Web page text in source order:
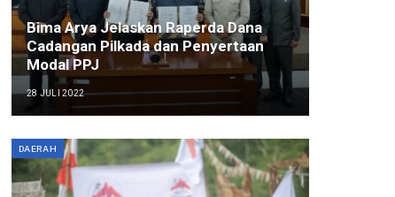
Bima Arya Jelaskan Raperda Dana
Cadangan Pilkada dan Penyertaan
Modal PPJ
28 JULI 2022
DAERAH